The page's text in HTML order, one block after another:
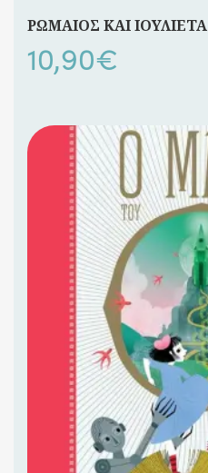
ΡΩΜΑΙΟΣ ΚΑΙ ΙΟΥΛΙΕΤΑ
10,90€